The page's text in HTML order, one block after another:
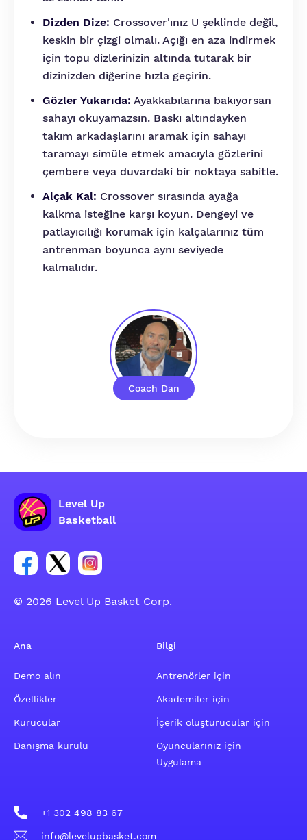
Coach Dan
Dizden Dize: Crossover'ınız U şeklinde değil,
keskin bir çizgi olmalı. Açığı en aza indirmek
için topu dizlerinizin altında tutarak bir
dizinizden diğerine hızla geçirin.
Gözler Yukarıda: Ayakkabılarına bakıyorsan
sahayı okuyamazsın. Baskı altındayken
takım arkadaşlarını aramak için sahayı
taramayı simüle etmek amacıyla gözlerini
çembere veya duvardaki bir noktaya sabitle.
Alçak Kal: Crossover sırasında ayağa
kalkma isteğine karşı koyun. Dengeyi ve
patlayıcılığı korumak için kalçalarınız tüm
antrenman boyunca aynı seviyede
kalmalıdır.
Level Up
Basketball
Facebook hesabı sosyal grubu linki
Twitter hesabı sosyal grubu linki
Instagram hesabı sosyal grubu linki
© 2026 Level Up Basket Corp.
Ana
Demo alın
Özellikler
Kurucular
Danışma kurulu
Bilgi
Antrenörler için
Akademiler için
İçerik oluşturucular için
Oyuncularınız için
Uygulama
+1 302 498 83 67
info@levelupbasket.com